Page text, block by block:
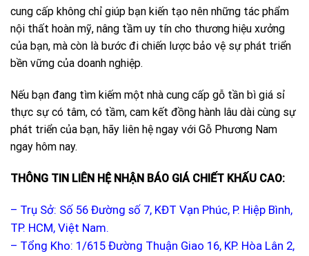
cung cấp không chỉ giúp bạn kiến tạo nên những tác phẩm
nội thất hoàn mỹ, nâng tầm uy tín cho thương hiệu xưởng
của bạn, mà còn là bước đi chiến lược bảo vệ sự phát triển
bền vững của doanh nghiệp.
Nếu bạn đang tìm kiếm một nhà cung cấp gỗ tần bì giá sỉ
thực sự có tâm, có tầm, cam kết đồng hành lâu dài cùng sự
phát triển của bạn, hãy liên hệ ngay với Gỗ Phương Nam
ngay hôm nay.
THÔNG TIN LIÊN HỆ NHẬN BÁO GIÁ CHIẾT KHẤU CAO:
– Trụ Sở: Số 56 Đường số 7, KĐT Vạn Phúc, P. Hiệp Bình,
TP. HCM, Việt Nam.
– Tổng Kho: 1/615 Đường Thuận Giao 16, KP. Hòa Lân 2,